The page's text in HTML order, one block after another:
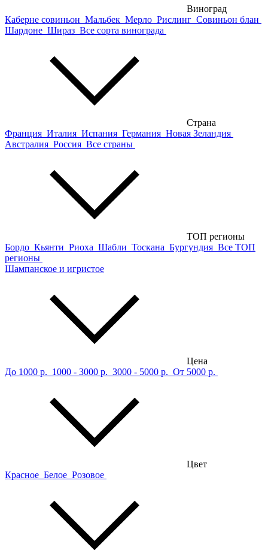
Виноград
Каберне совиньон Мальбек Мерло Рислинг Совиньон блан
Шардоне Шираз Все сорта винограда
Страна
Франция Италия Испания Германия Новая Зеландия
Австралия Россия Все страны
ТОП регионы
Бордо Кьянти Риоха Шабли Тоскана Бургундия Все ТОП
регионы
Шампанское и игристое
Цена
До 1000 р. 1000 - 3000 р. 3000 - 5000 р. От 5000 р.
Цвет
Красное Белое Розовое